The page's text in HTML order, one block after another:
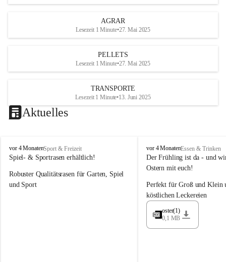
office@mayer-lipsch.at
AGRAR
Lesezeit 1 Minute•27. Mai 2025
PELLETS
Lesezeit 1 Minute•27. Mai 2025
TRANSPORTE
Lesezeit 1 Minute•13. Juni 2025
Aktuelles
M
a
e
r
vor 4 MonatenSport & Freizeit
Spiel- & Sportrasen erhältlich!
Robuster Qualitätsrasen für Garten, Spiel
und Sport
M
a
y
r
G
ü
e
vor 4 MonatenEssen & Trinken
Der Frühling ist da - und
Ostern mit euch!
Perfekt für Groß und Klein
köstlichen Leckereien
oster(1)
0,1 MB